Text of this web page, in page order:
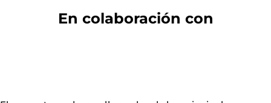
En colaboración con